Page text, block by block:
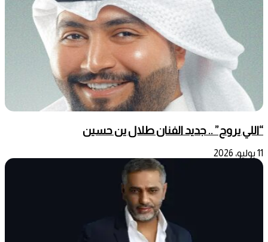
“اللي يروح” .. جديد الفنان طلال ين حسين
11 يوليو، 2026